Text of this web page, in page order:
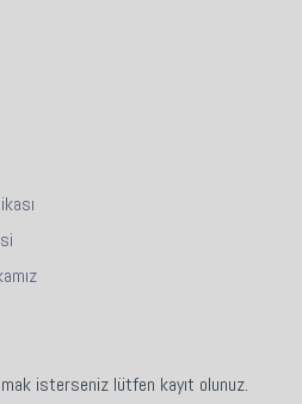
isterseniz lütfen kayıt olunuz.